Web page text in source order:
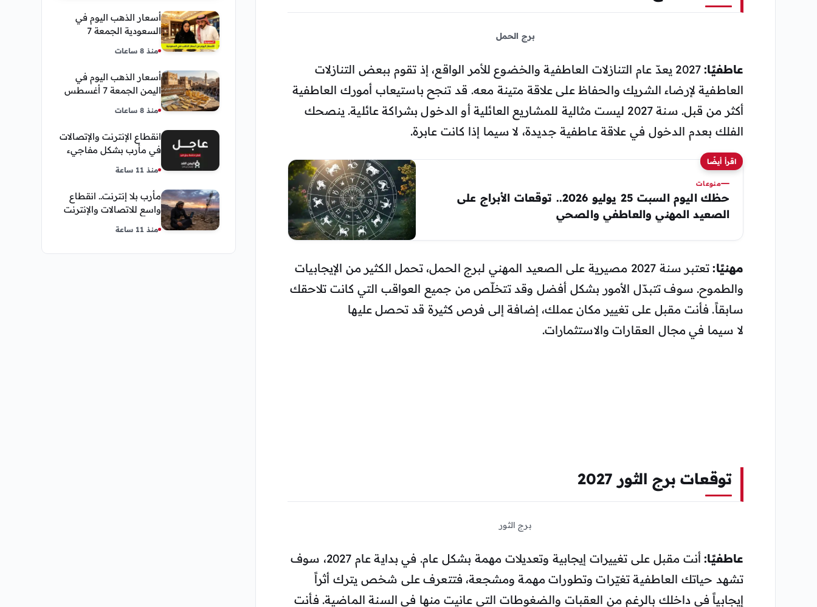
برج الحمل
عاطفيًا:
2027 يعدّ عام التنازلات العاطفية والخضوع للأمر الواقع، إذ تقوم ببعض التنازلات
العاطفية لإرضاء الشريك والحفاظ على علاقة متينة معه. قد تنجح باستيعاب أمورك العاطفية
أكثر من قبل. سنة 2027 ليست مثالية للمشاريع العائلية أو الدخول بشراكة عائلية. ينصحك
الفلك بعدم الدخول في علاقة عاطفية جديدة، لا سيما إذا كانت عابرة.
اقرأ أيضًا
منوعات
حظك اليوم السبت 25 يوليو 2026.. توقعات الأبراج على
الصعيد المهني والعاطفي والصحي
مهنيًا:
تعتبر سنة 2027 مصيرية على الصعيد المهني لبرج الحمل، تحمل الكثير من الإيجابيات
والطموح. سوف تتبدّل الأمور بشكل أفضل وقد تتخلّص من جميع العواقب التي كانت تلاحقك
سابقاً. فأنت مقبل على تغيير مكان عملك، إضافة إلى فرص كثيرة قد تحصل عليها
لا سيما في مجال العقارات والاستثمارات.
توقعات برج الثور 2027
برج الثور
عاطفيًا:
أنت مقبل على تغييرات إيجابية وتعديلات مهمة بشكل عام. في بداية عام 2027، سوف
تشهد حياتك العاطفية تغيّرات وتطورات مهمة ومشجعة، فتتعرف على شخص يترك أثراً
إيجابياً في داخلك بالرغم من العقبات والضغوطات التي عانيت منها في السنة الماضية. فأنت
أسعار الذهب اليوم في
السعودية الجمعة 7
مباشر
منذ 8 ساعات
أسعار الذهب اليوم في
اليمن الجمعة 7 أغسطس
وعدن
منذ 8 ساعات
انقطاع الإنترنت والإتصالات
في مأرب بشكل مفاجيء
منذ 11 ساعة
مأرب بلا إنترنت.. انقطاع
واسع للاتصالات والإنترنت
المحافظة
منذ 11 ساعة